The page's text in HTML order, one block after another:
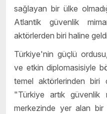
sağlayan bir ülke
Atlantik güvenlik
aktörlerden biri haline
Türkiye'nin güçlü
ve etkin diplomasisiyle
temel aktörlerinden biri
"Türkiye artık güvenlik
merkezinde yer alan bir